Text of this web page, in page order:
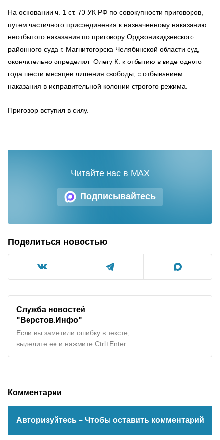
На основании ч. 1 ст. 70 УК РФ по совокупности приговоров,
путем частичного присоединения к назначенному наказанию
неотбытого наказания по приговору Орджоникидзевского
районного суда г. Магнитогорска Челябинской области суд,
окончательно определил Олегу К. к отбытию в виде одного
года шести месяцев лишения свободы, с отбыванием
наказания в исправительной колонии строгого режима.
Приговор вступил в силу.
Подписывайтесь
Читайте нас в MAX
Поделиться новостью
Служба новостей
"Верстов.Инфо"
Если вы заметили ошибку в тексте,
выделите ее и нажмите Ctrl+Enter
Комментарии
Авторизуйтесь – Чтобы оставить комментарий